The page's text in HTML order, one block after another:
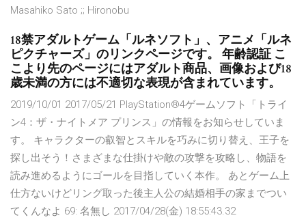
Masahiko Sato ;; Hironobu
18禁アダルトゲーム「ルネソフト」、アニメ「ルネ
ピクチャーズ」のリンクページです。 年齢認証 こ
こより先のページにはアダルト商品、画像および18
歳未満の方には不適切な表現が含まれています。
2019/10/01 2017/05/21 PlayStation®4ゲームソフト「トライ
ン4：ザ・ナイトメア プリンス」の情報をお知らせしていま
す。 キャラクターの叡智とスキルを巧みに切り替え、王子を
探し出そう！さまざまな仕掛けや敵の攻撃を攻略し、物語を
読み進めるようにゴールを目指していく本作。 あとゲーム上
仕方ないけどリング取った後主人公の結婚相手の家までつい
てくんなよ 69: 名無し 2017/04/28(金) 18:55:43.32